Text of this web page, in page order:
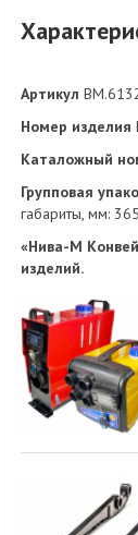
Артикул
Номер изделия
Каталожный
Групповая
габариты, мм:
«Нива-М
изделий.